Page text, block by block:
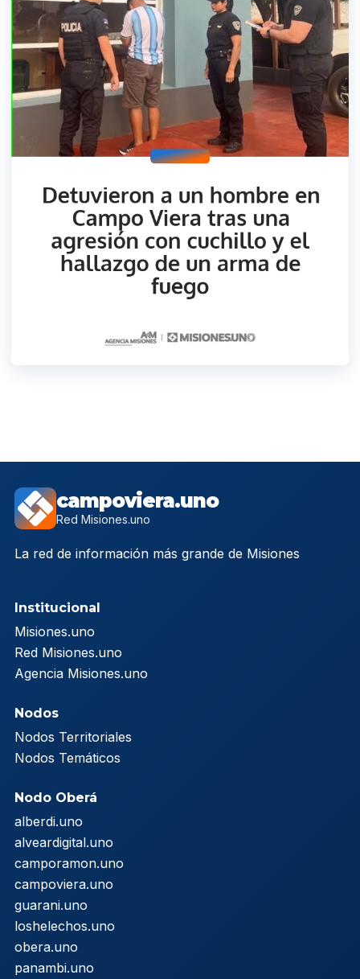
campoviera.uno
Red Misiones.uno
La red de información más grande de Misiones
Institucional
Misiones.uno
Red Misiones.uno
Agencia Misiones.uno
Nodos
Nodos Territoriales
Nodos Temáticos
Nodo Oberá
alberdi.uno
alveardigital.uno
camporamon.uno
campoviera.uno
guarani.uno
loshelechos.uno
obera.uno
panambi.uno